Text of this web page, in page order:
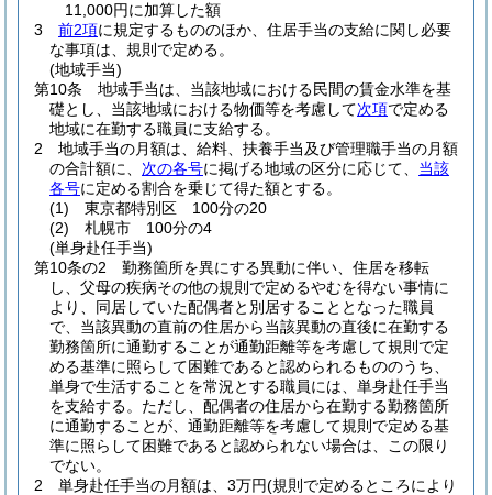
11,000円に加算した額
3
前2項に規定するもののほか、住居手当の支給に関し必要
な事項は、規則で定める。
(地域手当)
第10条
地域手当は、当該地域における民間の賃金水準を基
礎とし、当該地域における物価等を考慮して次項で定める
地域に在勤する職員に支給する。
2
地域手当の月額は、給料、扶養手当及び管理職手当の月額
の合計額に、 次の各号に掲げる地域の区分に応じて、 当該
各号に定める割合を乗じて得た額とする。
(1)
東京都特別区 100分の20
(2)
札幌市 100分の4
(単身赴任手当)
第10条の2
勤務箇所を異にする異動に伴い、住居を移転
し、父母の疾病その他の規則で定めるやむを得ない事情に
より、同居していた配偶者と別居することとなった職員
で、当該異動の直前の住居から当該異動の直後に在勤する
勤務箇所に通勤することが通勤距離等を考慮して規則で定
める基準に照らして困難であると認められるもののうち、
単身で生活することを常況とする職員には、単身赴任手当
を支給する。 ただし、配偶者の住居から在勤する勤務箇所
に通勤することが、通勤距離等を考慮して規則で定める基
準に照らして困難であると認められない場合は、この限り
でない。
2
単身赴任手当の月額は、3万円(規則で定めるところにより